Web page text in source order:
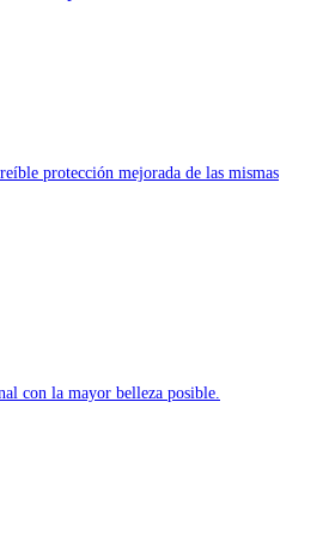
protección mejorada de las mismas
con la mayor belleza posible.